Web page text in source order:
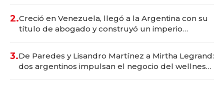
2.Creció en Venezuela, llegó a la Argentina con su
título de abogado y construyó un imperio
3.De Paredes y Lisandro Martínez a Mirtha Legrand:
dos argentinos impulsan el negocio del wellness